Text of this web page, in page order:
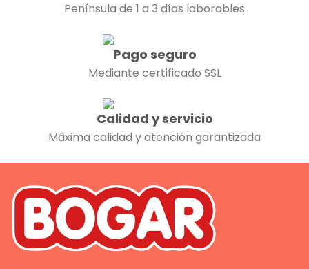
Península de 1 a 3 días laborables
Pago seguro
Mediante certificado SSL
Calidad y servicio
Máxima calidad y atención garantizada